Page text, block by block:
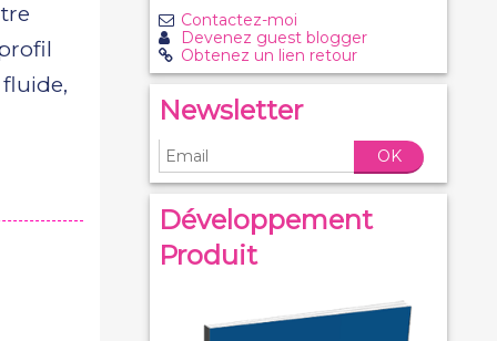
Contactez-moi
Devenez guest blogger
Obtenez un lien retour
Newsletter
OK
Développement
Produit